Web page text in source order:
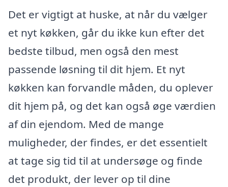
Det er vigtigt at huske, at når du vælger
et nyt køkken, går du ikke kun efter det
bedste tilbud, men også den mest
passende løsning til dit hjem. Et nyt
køkken kan forvandle måden, du oplever
dit hjem på, og det kan også øge værdien
af din ejendom. Med de mange
muligheder, der findes, er det essentielt
at tage sig tid til at undersøge og finde
det produkt, der lever op til dine